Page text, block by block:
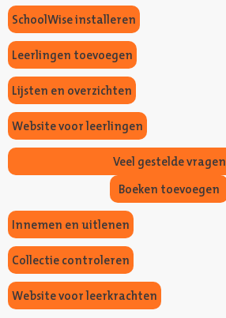
SchoolWise installeren
Leerlingen toevoegen
Lijsten en overzichten
Website voor leerlingen
Veel gestelde vragen
Boeken toevoegen
Innemen en uitlenen
Collectie controleren
Website voor leerkrachten